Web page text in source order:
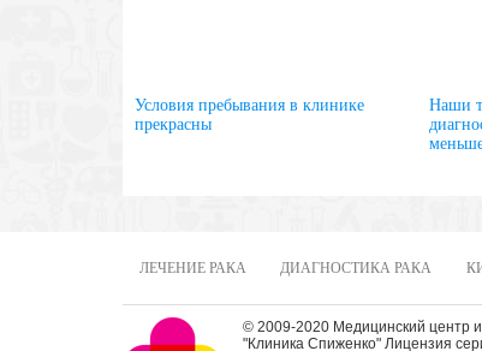
Условия пребывания в клинике
прекрасны
Наши
ЛЕЧЕНИЕ РАКА ДИАГНОСТИКА РАКА
© 2009-2020 Медицинский центр
"Клиника Спиженко" Лицензия